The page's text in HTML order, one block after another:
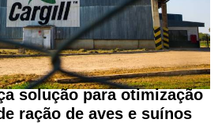
solução para otimização
ração de aves e suínos